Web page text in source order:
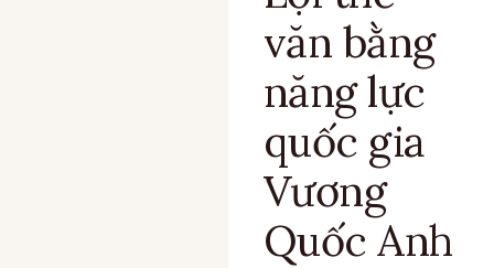
văn bằng
năng lực
quốc gia
Vương
Quốc Anh